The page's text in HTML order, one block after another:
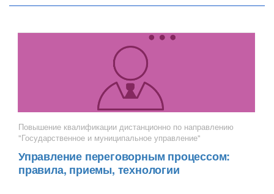
Повышение квалификации дистанционно по направлению
"Государственное и муниципальное управление"
Управление переговорным процессом:
правила, приемы, технологии